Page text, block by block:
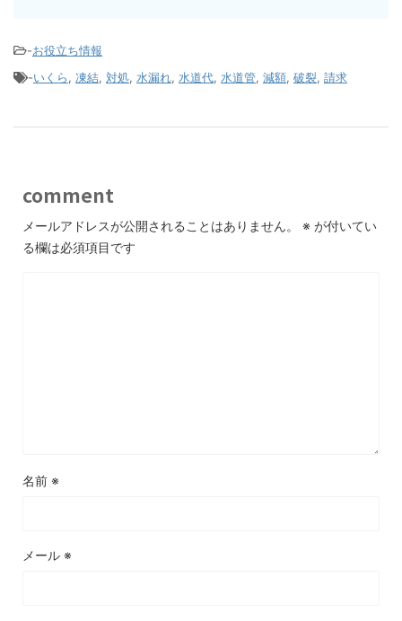
-お役立ち情報
-いくら, 凍結, 対処, 水漏れ, 水道代, 水道管, 減額, 破裂, 請求
comment
メールアドレスが公開されることはありません。 ※ が付いてい
る欄は必須項目です
名前 ※
メール ※